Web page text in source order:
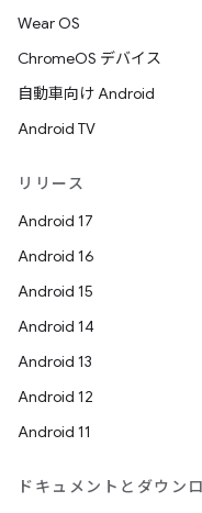
Wear OS
ChromeOS デバイス
自動車向け Android
Android TV
リリース
Android 17
Android 16
Android 15
Android 14
Android 13
Android 12
Android 11
ドキュメントとダウン